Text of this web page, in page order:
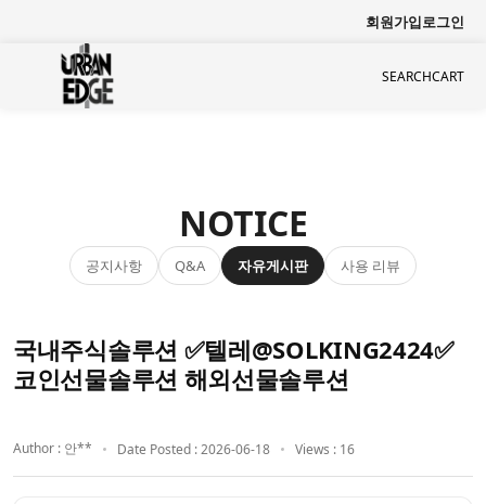
회원가입로그인
SEARCHCART
NOTICE
공지사항 Q&A 자유게시판 사용 리뷰
국내주식솔루션 ✅텔레@SOLKING2424✅
코인선물솔루션 해외선물솔루션
Author : 안** Date Posted : 2026-06-18 Views : 16